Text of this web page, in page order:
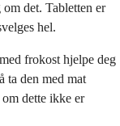
det. Tabletten er
hel.
frokost hjelpe deg
ta den med mat
dette ikke er